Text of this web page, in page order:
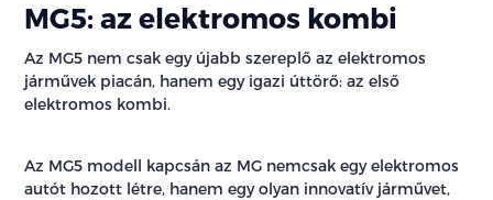
MG5: az elektromos kombi
Az MG5 nem csak egy újabb szereplő az elektromos
járművek piacán, hanem egy igazi úttörő: az első
elektromos kombi.
Az MG5 modell kapcsán az MG nemcsak egy elektromos
autót hozott létre, hanem egy olyan innovatív járművet,